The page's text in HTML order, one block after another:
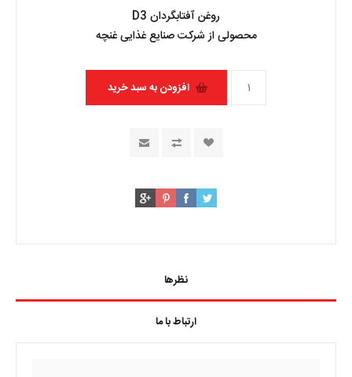
روغن آفتابگردان D3
محصولی از شرکت صنایع غذایی غنچه
نظرها
ارتباط با ما